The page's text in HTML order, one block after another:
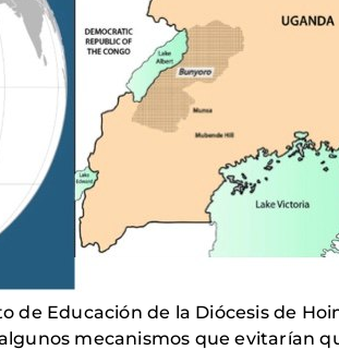
de Educación de la Diócesis de
mecanismos que evitarían